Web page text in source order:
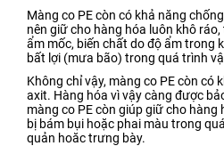
Màng co PE còn có khả năng
nên giữ cho hàng hóa luôn khô
ẩm mốc, biến chất do độ ẩm trong
bất lợi (mưa bão) trong quá trình
Không chỉ vậy, màng co PE còn có
axit. Hàng hóa vì vậy càng được
màng co PE còn giúp giữ cho hàng
bị bám bụi hoặc phai màu trong
quản hoăc trưng bày.